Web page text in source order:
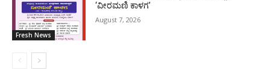
Fresh News
‘ವೀರಮಣಿ ಕಾಳಗ’
August 7, 2026